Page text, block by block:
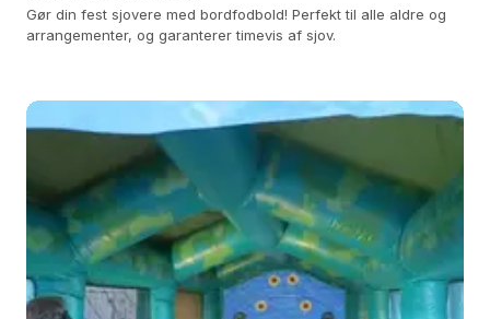
Gør din fest sjovere med bordfodbold! Perfekt til alle aldre og
arrangementer, og garanterer timevis af sjov.